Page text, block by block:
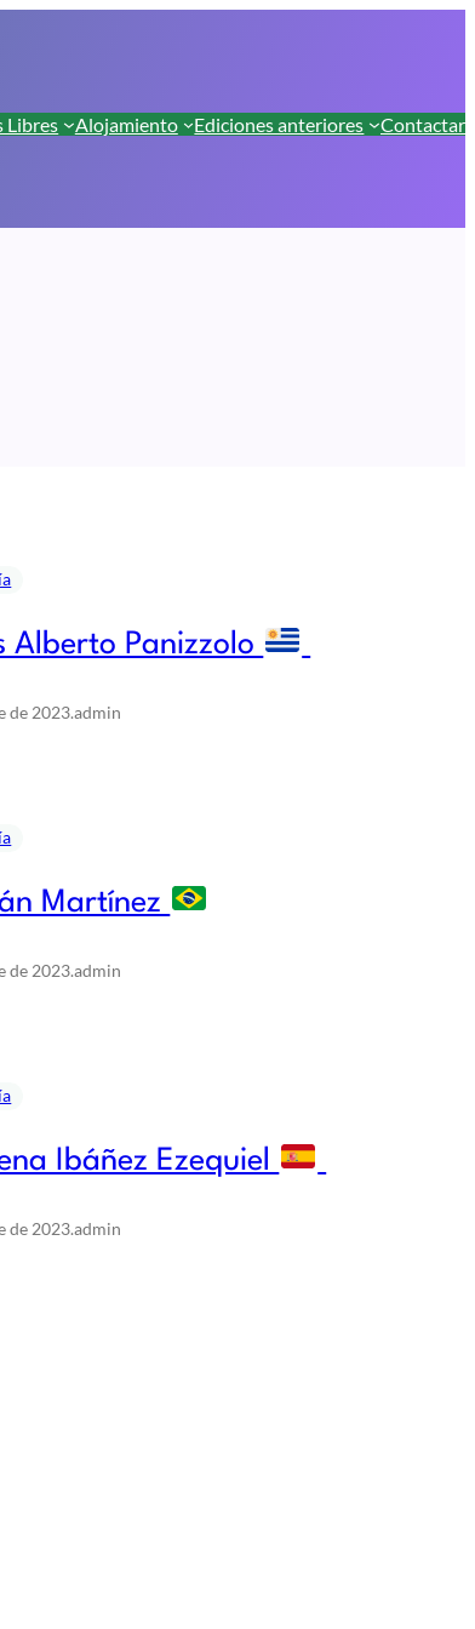
Libres Alojamiento Ediciones anteriores Contactar
Alberto Panizzolo
de 2023.admin
Martínez
de 2023.admin
Ibáñez Ezequiel
de 2023.admin